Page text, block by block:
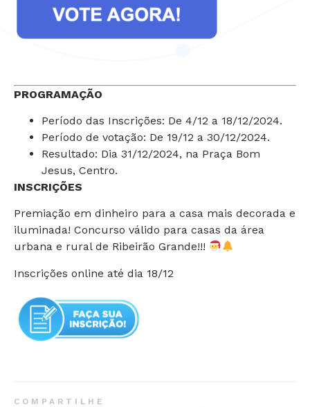
PROGRAMAÇÃO
Período das Inscrições: De 4/12 a 18/12/2024.
Período de votação: De 19/12 a 30/12/2024.
Resultado: Dia 31/12/2024, na Praça Bom
Jesus, Centro.
INSCRIÇÕES
Premiação em dinheiro para a casa mais decorada e
iluminada! Concurso válido para casas da área
urbana e rural de Ribeirão Grande!!!
Inscrições online até dia 18/12
COMPARTILHE